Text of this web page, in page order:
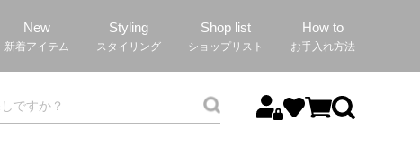
New
新着アイテム
Styling
スタイリング
Shop list
ショップリスト
How to
お手入れ方法